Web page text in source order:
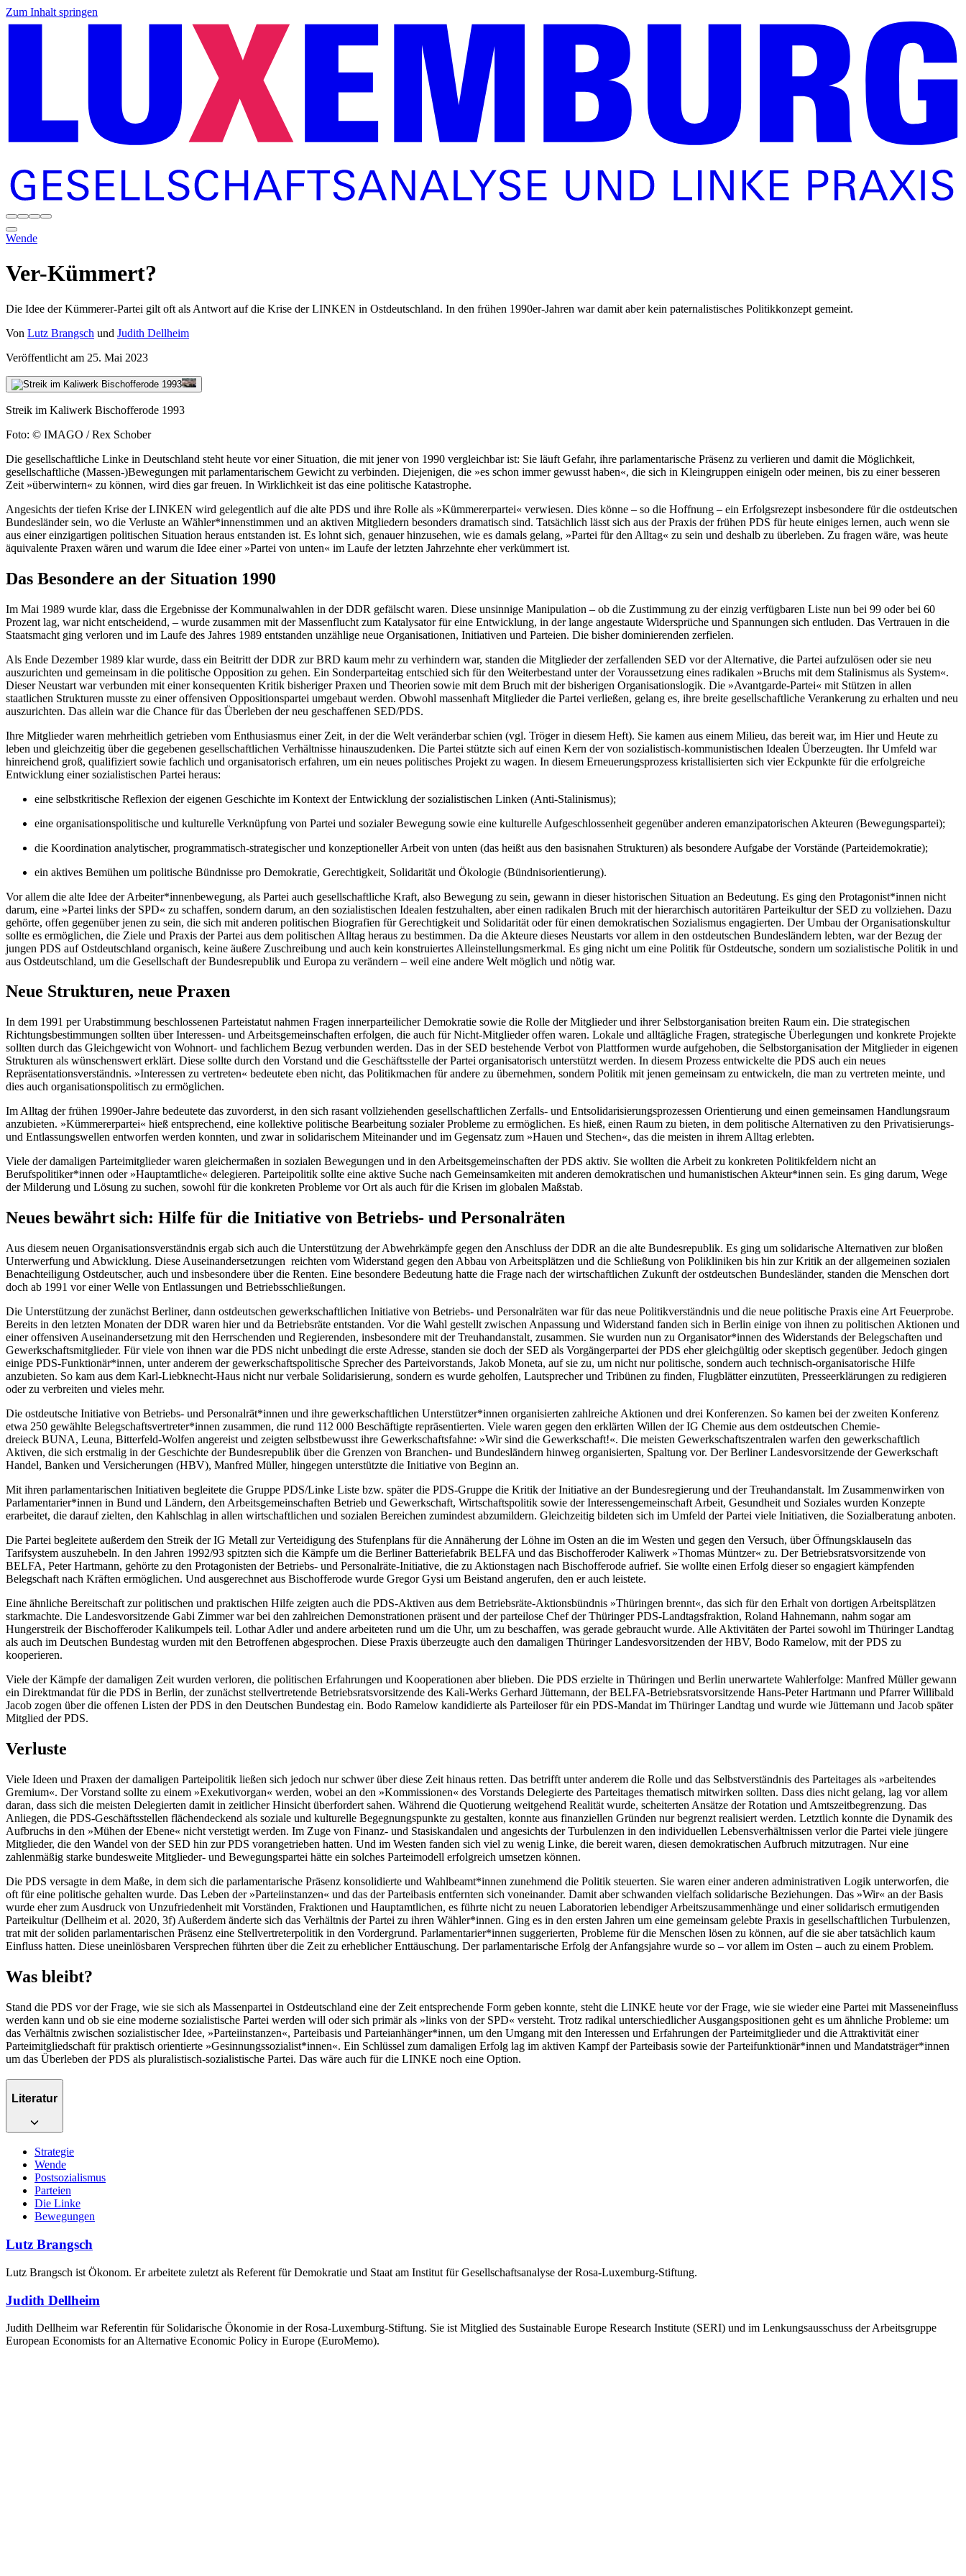
Zum Inhalt springen
Wende
Ver-Kümmert?
Die Idee der Kümmerer-Partei gilt oft als Antwort auf die Krise der LINKEN in Ostdeutschland. In den frühen 1990er-Jahren war damit aber kein paternalistisches Politikkonzept gemeint.
Von Lutz Brangsch und Judith Dellheim
Veröffentlicht am 25. Mai 2023
Streik im Kaliwerk Bischofferode 1993
Foto: © IMAGO / Rex Schober
Die gesellschaftliche Linke in Deutschland steht heute vor einer Situation, die mit jener von 1990 vergleichbar ist: Sie läuft Gefahr, ihre parlamentarische Präsenz zu verlieren und damit die Möglichkeit,
gesellschaftliche (Massen-)Bewegungen mit parlamentarischem Gewicht zu verbinden. Diejenigen, die »es schon immer gewusst haben«, die sich in Kleingruppen einigeln oder meinen, bis zu einer besseren
Zeit »überwintern« zu können, wird dies gar freuen. In Wirklichkeit ist das eine politische Katastrophe.
Angesichts der tiefen Krise der LINKEN wird gelegentlich auf die alte PDS und ihre Rolle als »Kümmererpartei« verwiesen. Dies könne – so die Hoffnung – ein Erfolgsrezept insbesondere für die ostdeutschen
Bundesländer sein, wo die Verluste an Wähler*innenstimmen und an aktiven Mitgliedern besonders dramatisch sind. Tatsächlich lässt sich aus der Praxis der frühen PDS für heute einiges lernen, auch wenn sie
aus einer einzigartigen politischen Situation heraus entstanden ist. Es lohnt sich, genauer hinzusehen, wie es damals gelang, »Partei für den Alltag« zu sein und deshalb zu überleben. Zu fragen wäre, was heute
äquivalente Praxen wären und warum die Idee einer »Partei von unten« im Laufe der letzten Jahrzehnte eher verkümmert ist.
Das Besondere an der Situation 1990
Im Mai 1989 wurde klar, dass die Ergebnisse der Kommunalwahlen in der DDR gefälscht waren. Diese unsinnige Manipulation – ob die Zustimmung zu der einzig verfügbaren Liste nun bei 99 oder bei 60
Prozent lag, war nicht entscheidend, – wurde zusammen mit der Massenflucht zum Katalysator für eine Entwicklung, in der lange angestaute Widersprüche und Spannungen sich entluden. Das Vertrauen in die
Staatsmacht ging verloren und im Laufe des Jahres 1989 entstanden unzählige neue Organisationen, Initiativen und Parteien. Die bisher dominierenden zerfielen.
Als Ende Dezember 1989 klar wurde, dass ein Beitritt der DDR zur BRD kaum mehr zu verhindern war, standen die Mitglieder der zerfallenden SED vor der Alternative, die Partei aufzulösen oder sie neu
auszurichten und gemeinsam in die politische Opposition zu gehen. Ein Sonderparteitag entschied sich für den Weiterbestand unter der Voraussetzung eines radikalen »Bruchs mit dem Stalinismus als System«.
Dieser Neustart war verbunden mit einer konsequenten Kritik bisheriger Praxen und Theorien sowie mit dem Bruch mit der bisherigen Organisationslogik. Die »Avantgarde-Partei« mit Stützen in allen
staatlichen Strukturen musste zu einer offensiven Oppositionspartei umgebaut werden. Obwohl massenhaft Mitglieder die Partei verließen, gelang es, ihre breite gesellschaftliche Verankerung zu erhalten und neu
auszurichten. Das allein war die Chance für das Überleben der neu geschaffenen SED/PDS.
Ihre Mitglieder waren mehrheitlich getrieben vom Enthusiasmus einer Zeit, in der die Welt veränderbar schien (vgl. Tröger in diesem Heft). Sie kamen aus einem Milieu, das bereit war, im Hier und Heute zu
leben und gleichzeitig über die gegebenen gesellschaftlichen Verhältnisse hinauszudenken. Die Partei stützte sich auf einen Kern der von sozialistisch-kommunistischen Idealen Überzeugten. Ihr Umfeld war
hinreichend groß, qualifiziert sowie fachlich und organisatorisch erfahren, um ein neues politisches Projekt zu wagen. In diesem Erneuerungsprozess kristallisierten sich vier Eckpunkte für die erfolgreiche
Entwicklung einer sozialistischen Partei heraus:
eine selbstkritische Reflexion der eigenen Geschichte im Kontext der Entwicklung der sozialistischen Linken (Anti-Stalinismus);
eine organisationspolitische und kulturelle Verknüpfung von Partei und sozialer Bewegung sowie eine kulturelle Aufgeschlossenheit gegenüber anderen emanzipatorischen Akteuren (Bewegungspartei);
die Koordination analytischer, programmatisch-strategischer und konzeptioneller Arbeit von unten (das heißt aus den basisnahen Strukturen) als besondere Aufgabe der Vorstände (Parteidemokratie);
ein aktives Bemühen um politische Bündnisse pro Demokratie, Gerechtigkeit, Solidarität und Ökologie (Bündnisorientierung).
Vor allem die alte Idee der Arbeiter*innen­bewegung, als Partei auch gesellschaftliche Kraft, also Bewegung zu sein, gewann in dieser historischen Situation an Bedeutung. Es ging den Protagonist*innen nicht
darum, eine »Partei links der SPD« zu schaffen, sondern darum, an den sozialistischen Idealen festzuhalten, aber einen radikalen Bruch mit der hierarchisch autoritären Parteikultur der SED zu vollziehen. Dazu
gehörte, offen gegenüber jenen zu sein, die sich mit anderen politischen Biografien für Gerechtigkeit und Solidarität oder für einen demokratischen Sozialismus engagierten. Der Umbau der Organisationskultur
sollte es ermöglichen, die Ziele und Praxis der Partei aus dem politischen Alltag heraus zu bestimmen. Da die Akteure dieses Neustarts vor allem in den ostdeutschen Bundesländern lebten, war der Bezug der
jungen PDS auf Ostdeutschland organisch, keine äußere Zuschreibung und auch kein konstruiertes Alleinstellungsmerkmal. Es ging nicht um eine Politik für Ostdeutsche, sondern um sozialistische Politik in und
aus Ostdeutschland, um die Gesellschaft der Bundesrepublik und Europa zu verändern – weil eine andere Welt möglich und nötig war.
Neue Strukturen, neue Praxen
In dem 1991 per Urabstimmung beschlossenen Parteistatut nahmen Fragen innerparteilicher Demokratie sowie die Rolle der Mitglieder und ihrer Selbstorganisation breiten Raum ein. Die strategischen
Richtungsbestimmungen sollten über Interessen- und Arbeitsgemeinschaften erfolgen, die auch für Nicht-Mitglieder offen waren. Lokale und alltägliche Fragen, strategische Überlegungen und konkrete Projekte
sollten durch das Gleichgewicht von Wohnort- und fachlichem Bezug verbunden werden. Das in der SED bestehende Verbot von Plattformen wurde aufgehoben, die Selbstorganisation der Mitglieder in eigenen
Strukturen als wünschenswert erklärt. Diese sollte durch den Vorstand und die Geschäftsstelle der Partei organisatorisch unterstützt werden. In diesem Prozess entwickelte die PDS auch ein neues
Repräsentationsverständnis. »Interessen zu vertreten« bedeutete eben nicht, das Politikmachen für andere zu übernehmen, sondern Politik mit jenen gemeinsam zu entwickeln, die man zu vertreten meinte, und
dies auch organisationspolitisch zu ermöglichen.
Im Alltag der frühen 1990er-Jahre bedeutete das zuvorderst, in den sich rasant vollziehenden gesellschaftlichen Zerfalls- und Entsolidarisierungsprozessen Orientierung und einen gemeinsamen Handlungsraum
anzubieten. »Kümmererpartei« hieß entsprechend, eine kollektive politische Bearbeitung sozialer Probleme zu ermöglichen. Es hieß, einen Raum zu bieten, in dem politische Alternativen zu den Privatisierungs-
und Entlassungswellen entworfen werden konnten, und zwar in solidarischem Miteinander und im Gegensatz zum »Hauen und Stechen«, das die meisten in ihrem Alltag erlebten.
Viele der damaligen Parteimitglieder waren gleichermaßen in sozialen Bewegungen und in den Arbeitsgemeinschaften der PDS aktiv. Sie wollten die Arbeit zu konkreten Politikfeldern nicht an
Berufspolitiker*innen oder »Hauptamtliche« delegieren. Parteipolitik sollte eine aktive Suche nach Gemeinsamkeiten mit anderen demokratischen und humanistischen Akteur*innen sein. Es ging darum, Wege
der Milderung und Lösung zu suchen, sowohl für die konkreten Probleme vor Ort als auch für die Krisen im globalen Maßstab.
Neues bewährt sich: Hilfe für die Initiative von Betriebs- und Personalräten
Aus diesem neuen Organisationsverständnis ergab sich auch die Unterstützung der Abwehrkämpfe gegen den Anschluss der DDR an die alte Bundesrepublik. Es ging um solidarische Alternativen zur bloßen
Unterwerfung und Abwicklung. Diese Auseinandersetzungen reichten vom Widerstand gegen den Abbau von Arbeitsplätzen und die Schließung von Polikliniken bis hin zur Kritik an der allgemeinen sozialen
Benachteiligung Ostdeutscher, auch und insbesondere über die Renten. Eine besondere Bedeutung hatte die Frage nach der wirtschaftlichen Zukunft der ostdeutschen Bundesländer, standen die Menschen dort
doch ab 1991 vor einer Welle von Entlassungen und Betriebsschließungen.
Die Unterstützung der zunächst Berliner, dann ostdeutschen gewerkschaftlichen Initiative von Betriebs- und Personalräten war für das neue Politikverständnis und die neue politische Praxis eine Art Feuerprobe.
Bereits in den letzten Monaten der DDR waren hier und da Betriebsräte entstanden. Vor die Wahl gestellt zwischen Anpassung und Widerstand fanden sich in Berlin einige von ihnen zu politischen Aktionen und
einer offensiven Auseinandersetzung mit den Herrschenden und Regierenden, insbesondere mit der Treuhandanstalt, zusammen. Sie wurden nun zu Organisator*innen des Widerstands der Belegschaften und
Gewerkschaftsmitglieder. Für viele von ihnen war die PDS nicht unbedingt die erste Adresse, standen sie doch der SED als Vorgängerpartei der PDS eher gleichgültig oder skeptisch gegenüber. Jedoch gingen
einige PDS-Funktionär*innen, unter anderem der gewerkschaftspolitische Sprecher des Parteivorstands, Jakob Moneta, auf sie zu, um nicht nur politische, sondern auch technisch-organisatorische Hilfe
anzubieten. So kam aus dem Karl-Liebknecht-Haus nicht nur verbale Solidarisierung, sondern es wurde geholfen, Lautsprecher und Tribünen zu finden, Flugblätter einzutüten, Presseerklärungen zu redigieren
oder zu verbreiten und vieles mehr.
Die ostdeutsche Initiative von Betriebs- und Personalrät*innen und ihre gewerkschaftlichen Unterstützer*innen organisierten zahlreiche Aktionen und drei Konferenzen. So kamen bei der zweiten Konferenz
etwa 250 gewählte Belegschaftsvertreter*innen zusammen, die rund 112 000 Beschäftigte repräsentierten. Viele waren gegen den erklärten Willen der IG Chemie aus dem ostdeutschen Chemie-
dreieck BUNA, Leuna, Bitterfeld-Wolfen angereist und zeigten selbstbewusst ihre Gewerkschaftsfahne: »Wir sind die Gewerkschaft!«. Die meisten Gewerkschaftszentralen warfen den gewerkschaftlich
Aktiven, die sich erstmalig in der Geschichte der Bundesrepublik über die Grenzen von Branchen- und Bundesländern hinweg organisierten, Spaltung vor. Der Berliner Landesvorsitzende der Gewerkschaft
Handel, Banken und Versicherungen (HBV), Manfred Müller, hingegen unterstützte die Initiative von Beginn an.
Mit ihren parlamentarischen Initiativen begleitete die Gruppe PDS/Linke Liste bzw. später die PDS-Gruppe die Kritik der Initiative an der Bundesregierung und der Treuhandanstalt. Im Zusammenwirken von
Parlamentarier*innen in Bund und Ländern, den Arbeitsgemeinschaften Betrieb und Gewerkschaft, Wirtschaftspolitik sowie der Interessengemeinschaft Arbeit, Gesundheit und Soziales wurden Konzepte
erarbeitet, die darauf zielten, den Kahlschlag in allen wirtschaftlichen und sozialen Bereichen zumindest abzumildern. Gleichzeitig bildeten sich im Umfeld der Partei viele Initiativen, die Sozialberatung anboten.
Die Partei begleitete außerdem den Streik der IG Metall zur Verteidigung des Stufenplans für die Annäherung der Löhne im Osten an die im Westen und gegen den Versuch, über Öffnungsklauseln das
Tarifsystem auszuhebeln. In den Jahren 1992/93 spitzten sich die Kämpfe um die Berliner Batteriefabrik BELFA und das Bischofferoder Kaliwerk »Thomas Müntzer« zu. Der Betriebsratsvorsitzende von
BELFA, Peter Hartmann, gehörte zu den Protagonisten der Betriebs- und Personalräte-Initiative, die zu Aktionstagen nach Bischofferode aufrief. Sie wollte einen Erfolg dieser so engagiert kämpfen­den
Belegschaft nach Kräften ermöglichen. Und ausgerechnet aus Bischofferode wurde Gregor Gysi um Beistand angerufen, den er auch leistete.
Eine ähnliche Bereitschaft zur politischen und praktischen Hilfe zeigten auch die PDS-Aktiven aus dem Betriebsräte-Aktionsbündnis »Thüringen brennt«, das sich für den Erhalt von dortigen Arbeitsplätzen
starkmachte. Die Landesvorsitzende Gabi Zimmer war bei den zahlreichen Demonstrationen präsent und der parteilose Chef der Thüringer PDS-Landtagsfraktion, Roland Hahnemann, nahm sogar am
Hungerstreik der Bischofferoder Kalikumpels teil. Lothar Adler und andere arbeiteten rund um die Uhr, um zu beschaffen, was gerade gebraucht wurde. Alle Aktivitäten der Partei sowohl im Thüringer Landtag
als auch im Deutschen Bundestag wurden mit den Betroffenen abgesprochen. Diese Praxis überzeugte auch den damaligen Thüringer Landesvorsitzenden der HBV, Bodo Ramelow, mit der PDS zu
kooperieren.
Viele der Kämpfe der damaligen Zeit wurden verloren, die politischen Erfahrungen und Kooperationen aber blieben. Die PDS erzielte in Thüringen und Berlin unerwartete Wahlerfolge: Manfred Müller gewann
ein Direktmandat für die PDS in Berlin, der zunächst stellvertretende Betriebsratsvorsitzende des Kali-Werks Gerhard Jüttemann, der BELFA-Betriebsratsvorsitzende Hans-Peter Hartmann und Pfarrer Willibald
Jacob zogen über die offenen Listen der PDS in den Deutschen Bundestag ein. Bodo Ramelow kandidierte als Parteiloser für ein PDS-Mandat im Thüringer Landtag und wurde wie Jüttemann und Jacob später
Mitglied der PDS.
Verluste
Viele Ideen und Praxen der damaligen Parteipolitik ließen sich jedoch nur schwer über diese Zeit hinaus retten. Das betrifft unter anderem die Rolle und das Selbstverständnis des Parteitages als »arbeitendes
Gremium«. Der Vorstand sollte zu einem »Exekutivorgan« werden, wobei an den »Kommissionen« des Vorstands Delegierte des Parteitages thematisch mitwirken sollten. Dass dies nicht gelang, lag vor allem
daran, dass sich die meisten Delegierten damit in zeitlicher Hinsicht überfordert sahen. Während die Quotierung weitgehend Realität wurde, scheiterten Ansätze der Rotation und Amtszeitbegrenzung. Das
Anliegen, die PDS-Geschäftsstellen flächendeckend als soziale und kulturelle Begegnungspunkte zu gestalten, konnte aus finanziellen Gründen nur begrenzt realisiert werden. Letztlich konnte die Dynamik des
Aufbruchs in den »Mühen der Ebene« nicht verstetigt werden. Im Zuge von Finanz- und Stasiskandalen und angesichts der Turbulenzen in den individuellen Lebensverhältnissen verlor die Partei viele jüngere
Mitglieder, die den Wandel von der SED hin zur PDS vorangetrieben hatten. Und im Westen fanden sich viel zu wenig Linke, die bereit waren, diesen demokratischen Aufbruch mitzutragen. Nur eine
zahlenmäßig starke bundesweite Mitglieder- und Bewegungspartei hätte ein solches Parteimodell erfolgreich umsetzen können.
Die PDS versagte in dem Maße, in dem sich die parlamentarische Präsenz konsolidierte und Wahlbeamt*innen zunehmend die Politik steuerten. Sie waren einer anderen administrativen Logik unterworfen, die
oft für eine politische gehalten wurde. Das Leben der »Parteiinstanzen« und das der Parteibasis entfernten sich voneinander. Damit aber schwanden vielfach solidarische Beziehungen. Das »Wir« an der Basis
wurde eher zum Ausdruck von Unzufriedenheit mit Vorständen, Fraktionen und Hauptamtlichen, es führte nicht zu neuen Laboratorien lebendiger Arbeitszusammenhänge und einer solidarisch ermutigenden
Parteikultur (Dellheim et al. 2020, 3f) Außerdem änderte sich das Verhältnis der Partei zu ihren Wähler*innen. Ging es in den ersten Jahren um eine gemeinsam gelebte Praxis in gesellschaftlichen Turbulenzen,
trat mit der soliden parlamentarischen Präsenz eine Stellvertreterpolitik in den Vordergrund. Parlamentarier*innen suggerierten, Probleme für die Menschen lösen zu können, auf die sie aber tatsächlich kaum
Einfluss hatten. Diese uneinlösbaren Versprechen führten über die Zeit zu erheblicher Enttäuschung. Der parlamentarische Erfolg der Anfangsjahre wurde so – vor allem im Osten – auch zu einem Problem.
Was bleibt?
Stand die PDS vor der Frage, wie sie sich als Massenpartei in Ostdeutschland eine der Zeit entsprechende Form geben konnte, steht die LINKE heute vor der Frage, wie sie wieder eine Partei mit Masseneinfluss
werden kann und ob sie eine moderne sozialistische Partei werden will oder sich primär als »links von der SPD« versteht. Trotz radikal unterschiedlicher Ausgangspositionen geht es um ähnliche Probleme: um
das Verhältnis zwischen sozialistischer Idee, »Parteiinstanzen«, Parteibasis und Parteianhänger*innen, um den Umgang mit den Interessen und Erfahrungen der Parteimitglieder und die Attraktivität einer
Parteimitgliedschaft für praktisch orientierte »Gesinnungssozialist*innen«. Ein Schlüssel zum damaligen Erfolg lag im aktiven Kampf der Parteibasis sowie der Partei­funktionär*innen und Mandats­träger*innen
um das Überleben der PDS als pluralistisch-sozialistische Partei. Das wäre auch für die LINKE noch eine Option.
Literatur
Strategie
Wende
Postsozialismus
Parteien
Die Linke
Bewegungen
Lutz Brangsch
Lutz Brangsch ist Ökonom. Er arbeitete zuletzt als Referent für Demokratie und Staat am Institut für Gesellschaftsanalyse der Rosa-Luxemburg-Stiftung.
Judith Dellheim
Judith Dellheim war Referentin für Solidarische Ökonomie in der Rosa-Luxemburg-Stiftung. Sie ist Mitglied des Sustainable Europe Research Institute (SERI) und im Lenkungsausschuss der Arbeitsgruppe
European Economists for an Alternative Economic Policy in Europe (EuroMemo).